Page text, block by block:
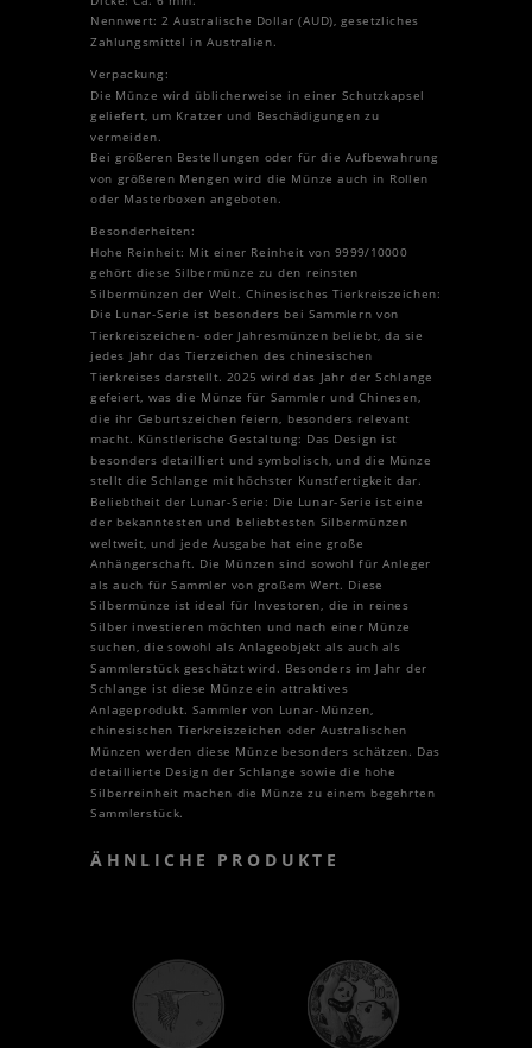
Nennwert: 2 Australische Dollar (AUD), gesetzliches
Zahlungsmittel in Australien.
Verpackung:
Die Münze wird üblicherweise in einer Schutzkapsel
geliefert, um Kratzer und Beschädigungen zu
vermeiden.
Bei größeren Bestellungen oder für die Aufbewahrung
von größeren Mengen wird die Münze auch in Rollen
oder Masterboxen angeboten.
Besonderheiten:
Hohe Reinheit: Mit einer Reinheit von 9999/10000
gehört diese Silbermünze zu den reinsten
Silbermünzen der Welt. Chinesisches Tierkreiszeichen:
Die Lunar-Serie ist besonders bei Sammlern von
Tierkreiszeichen- oder Jahresmünzen beliebt, da sie
jedes Jahr das Tierzeichen des chinesischen
Tierkreises darstellt. 2025 wird das Jahr der Schlange
gefeiert, was die Münze für Sammler und Chinesen,
die ihr Geburtszeichen feiern, besonders relevant
macht. Künstlerische Gestaltung: Das Design ist
besonders detailliert und symbolisch, und die Münze
stellt die Schlange mit höchster Kunstfertigkeit dar.
Beliebtheit der Lunar-Serie: Die Lunar-Serie ist eine
der bekanntesten und beliebtesten Silbermünzen
weltweit, und jede Ausgabe hat eine große
Anhängerschaft. Die Münzen sind sowohl für Anleger
als auch für Sammler von großem Wert. Diese
Silbermünze ist ideal für Investoren, die in reines
Silber investieren möchten und nach einer Münze
suchen, die sowohl als Anlageobjekt als auch als
Sammlerstück geschätzt wird. Besonders im Jahr der
Schlange ist diese Münze ein attraktives
Anlageprodukt. Sammler von Lunar-Münzen,
chinesischen Tierkreiszeichen oder Australischen
Münzen werden diese Münze besonders schätzen. Das
detaillierte Design der Schlange sowie die hohe
Silberreinheit machen die Münze zu einem begehrten
Sammlerstück.
ÄHNLICHE PRODUKTE